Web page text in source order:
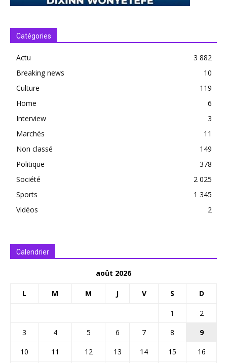
Catégories
Actu
3 882
Breaking news
10
Culture
119
Home
6
Interview
3
Marchés
11
Non classé
149
Politique
378
Société
2 025
Sports
1 345
Vidéos
2
Calendrier
août 2026
L M M J V S D
1
2
3
4 5 6 7 8
9
10
11 12 13 14 15
16